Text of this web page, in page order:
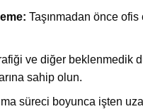
Taşınmadan önce ofis
ve diğer beklenmedik
sahip olun.
süreci boyunca işten